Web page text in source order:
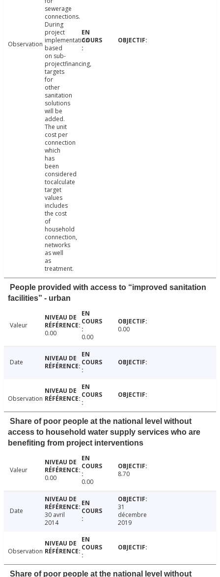
Observation
sewerage
connections.
During
project
implementation
based
on sub-
projectfinancing,
targets
for
other
sanitation
solutions
will be
added.
The unit
cost per
connection
which
has
been
considered
tocalculate
target
values
includes
the cost
of
household
connection,
networks
as well
as
treatment.
People provided with access to “improved sanitation
facilities” - urban
Valeur
0.00
0.00
0.00
Date
Observation
Share of poor people at the national level without
access to household water supply services who are
benefiting from project interventions
Valeur
0.00
0.00
8.70
Date
30 avril
2014
31
décembre
2019
Observation
Share of poor people at the national level without